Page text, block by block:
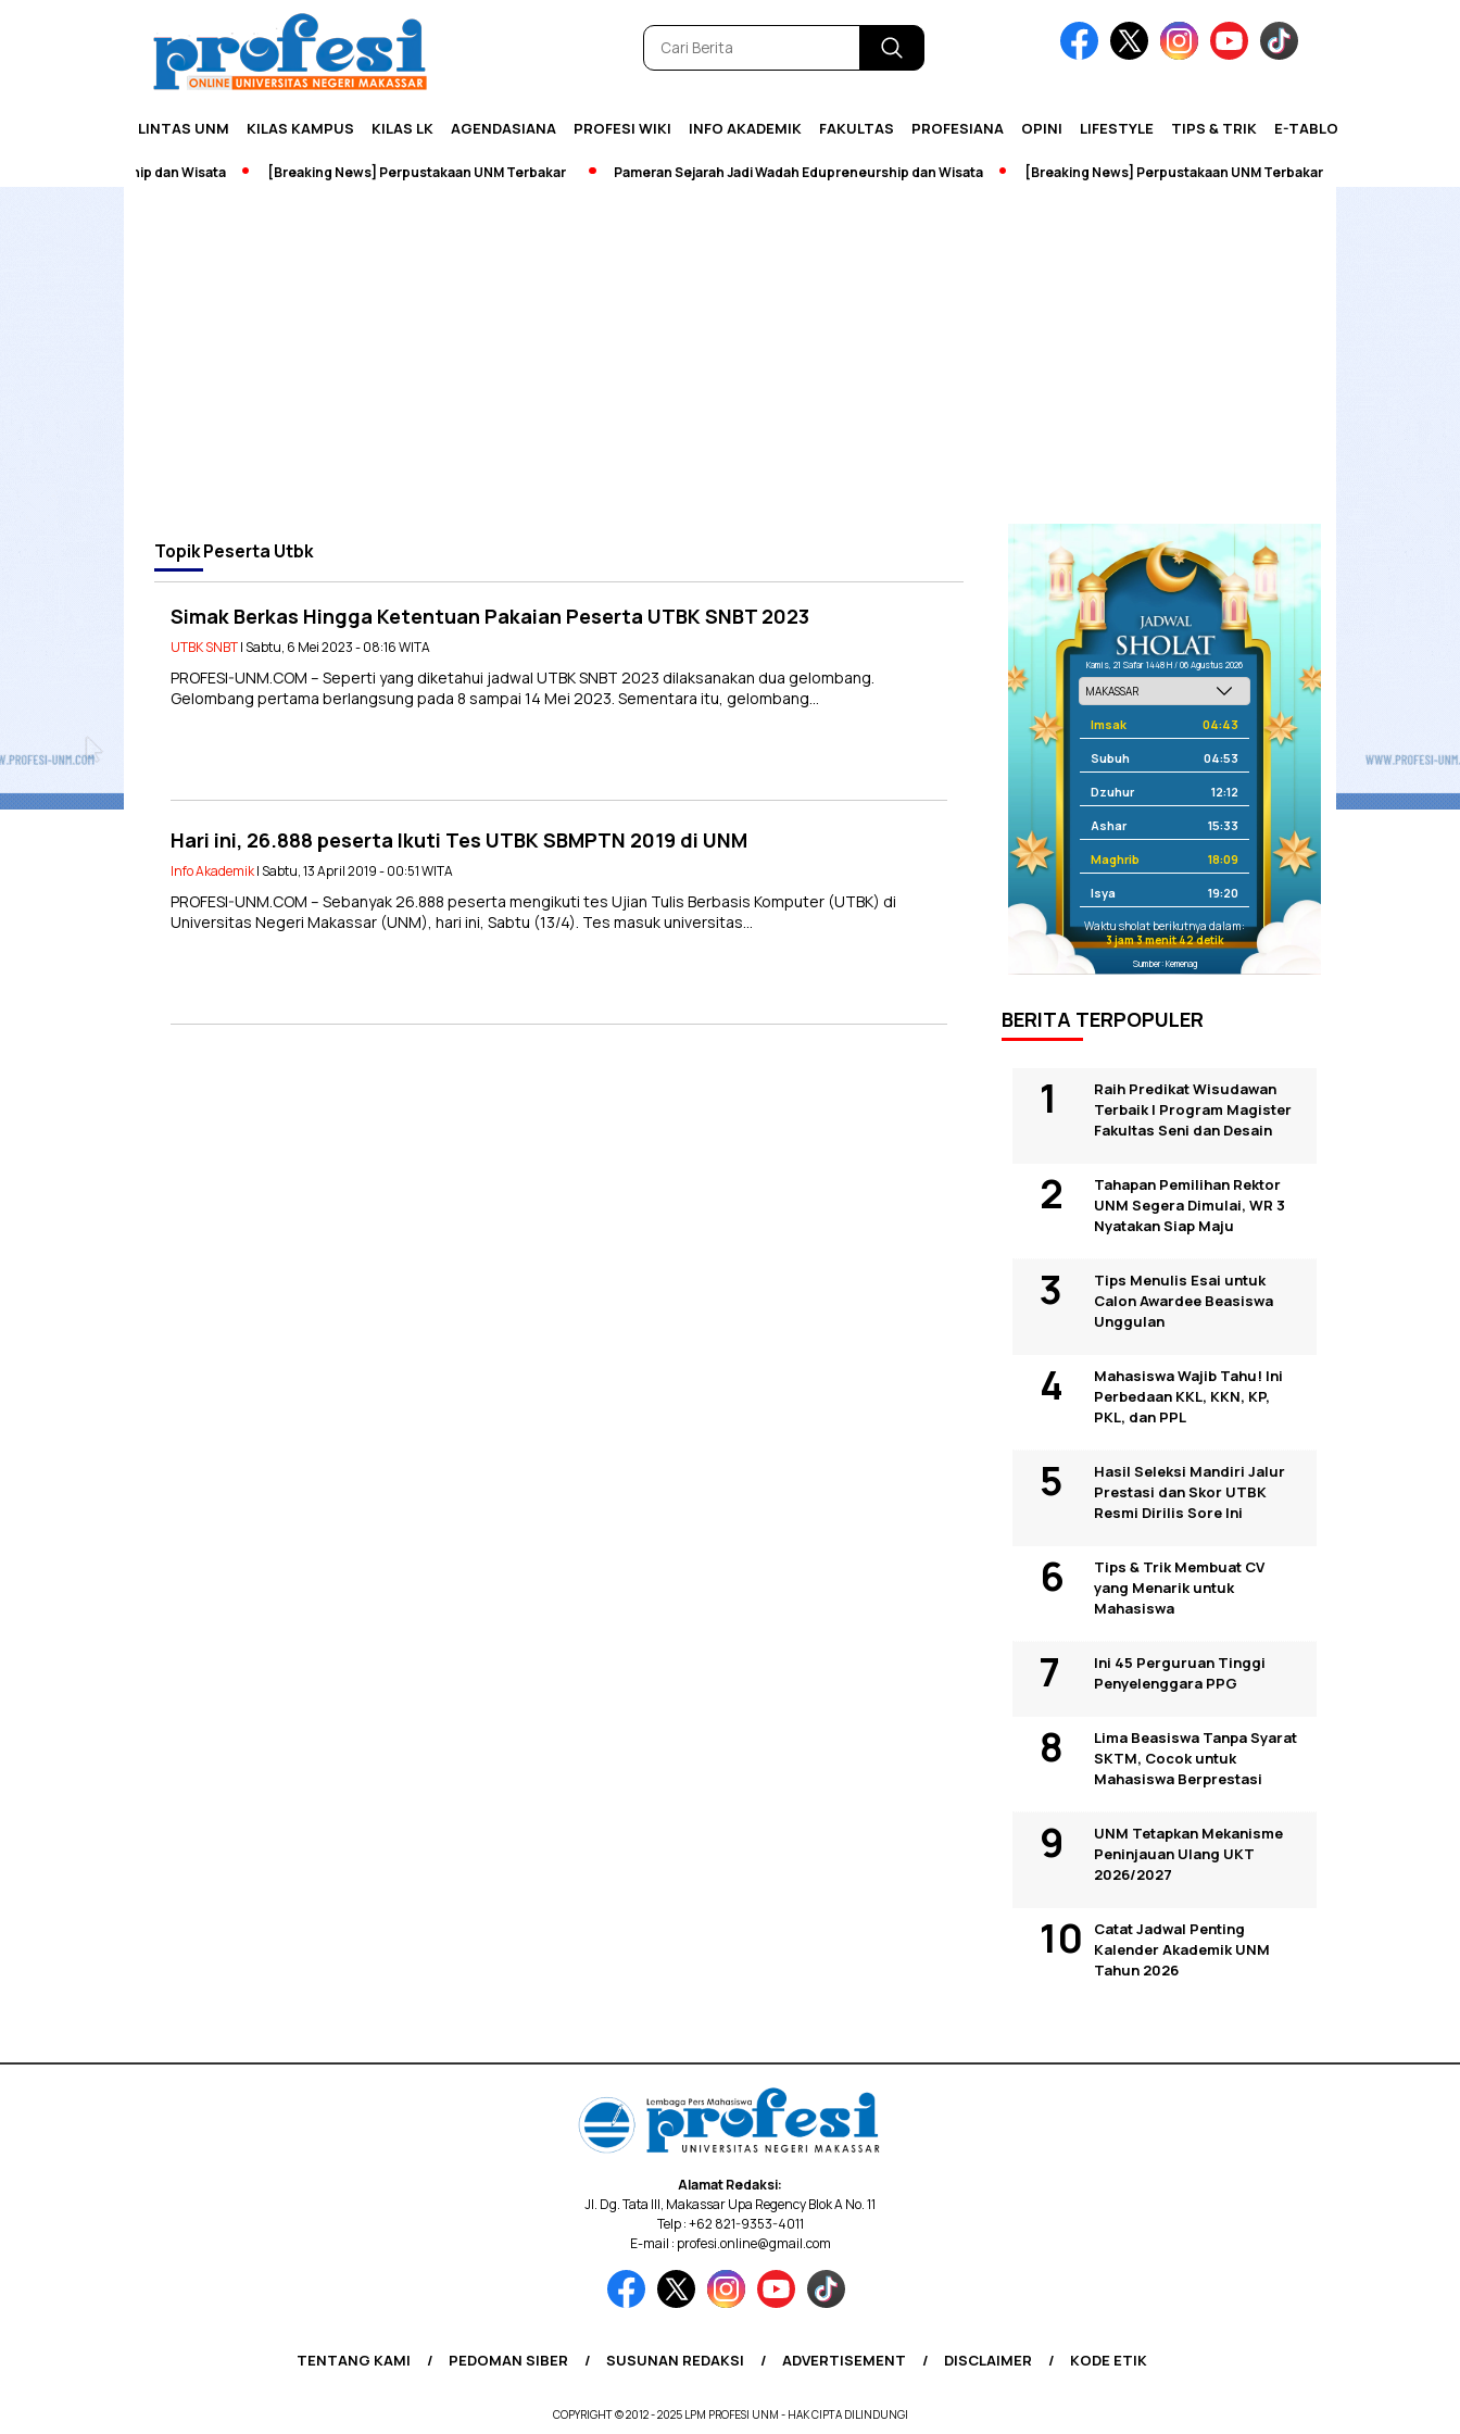
LINTAS UNM KILAS KAMPUS KILAS LK AGENDASIANA PROFESI WIKI INFO AKADEMIK FAKULTAS PROFESIANA OPINI LIFESTYLE TIPS & TRIK E-TABLOID
Edupreneurship dan Wisata [Breaking News] Perpustakaan UNM Terbakar Pameran Sejarah Jadi Wadah Edupreneurship dan Wisata [Breaking News] Perpustakaan UNM Terbakar
TopikPeserta Utbk
Simak Berkas Hingga Ketentuan Pakaian Peserta UTBK SNBT 2023
UTBK SNBT| Sabtu, 6 Mei 2023 - 08:16 WITA
PROFESI-UNM.COM – Seperti yang diketahui jadwal UTBK SNBT 2023 dilaksanakan dua gelombang.
Gelombang pertama berlangsung pada 8 sampai 14 Mei 2023. Sementara itu, gelombang…
Hari ini, 26.888 peserta Ikuti Tes UTBK SBMPTN 2019 di UNM
Info Akademik| Sabtu, 13 April 2019 - 00:51 WITA
PROFESI-UNM.COM – Sebanyak 26.888 peserta mengikuti tes Ujian Tulis Berbasis Komputer (UTBK) di
Universitas Negeri Makassar (UNM), hari ini, Sabtu (13/4). Tes masuk universitas…
Kamis, 21 Safar 1448 H / 06 Agustus 2026
Imsak 04:43
Subuh 04:53
Dzuhur 12:12
Ashar 15:33
Maghrib 18:09
Isya 19:20
Waktu sholat berikutnya dalam:
3 jam 3 menit 42 detik
Sumber: Kemenag
BERITA TERPOPULER
Raih Predikat Wisudawan
Terbaik I Program Magister
Fakultas Seni dan Desain
Tahapan Pemilihan Rektor
UNM Segera Dimulai, WR 3
Nyatakan Siap Maju
Tips Menulis Esai untuk
Calon Awardee Beasiswa
Unggulan
Mahasiswa Wajib Tahu! Ini
Perbedaan KKL, KKN, KP,
PKL, dan PPL
Hasil Seleksi Mandiri Jalur
Prestasi dan Skor UTBK
Resmi Dirilis Sore Ini
Tips & Trik Membuat CV
yang Menarik untuk
Mahasiswa
Ini 45 Perguruan Tinggi
Penyelenggara PPG
Lima Beasiswa Tanpa Syarat
SKTM, Cocok untuk
Mahasiswa Berprestasi
UNM Tetapkan Mekanisme
Peninjauan Ulang UKT
2026/2027
Catat Jadwal Penting
Kalender Akademik UNM
Tahun 2026
Alamat Redaksi:
Jl. Dg. Tata III, Makassar Upa Regency Blok A No. 11
Telp : +62 821-9353-4011
E-mail : profesi.online@gmail.com
TENTANG KAMI PEDOMAN SIBER SUSUNAN REDAKSI ADVERTISEMENT DISCLAIMER KODE ETIK
COPYRIGHT © 2012 - 2025 LPM PROFESI UNM - HAK CIPTA DILINDUNGI